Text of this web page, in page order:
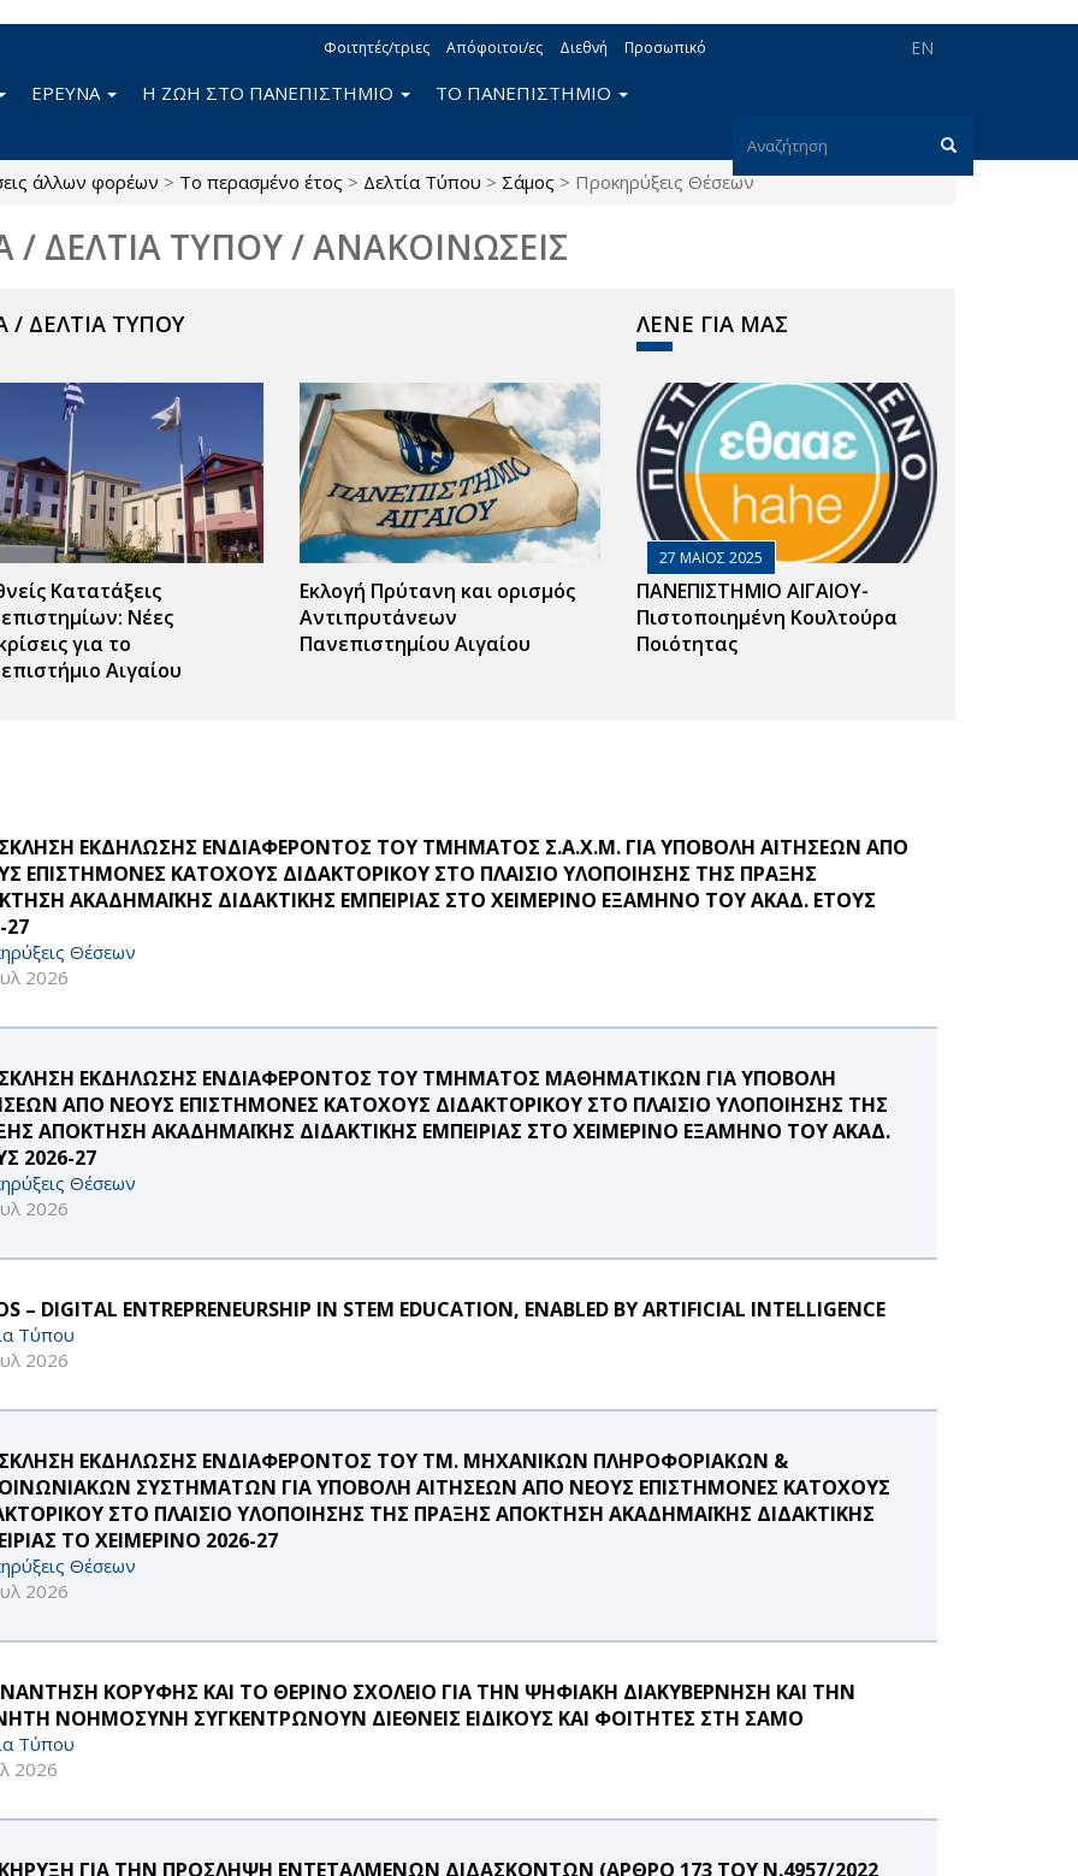
EN
Φοιτητές/τριες Απόφοιτοι/ες Διεθνή Προσωπικό
Φόρμα
αναζήτησης
Αναζήτηση
ΕΡΕΥΝΑ Η ΖΩΗ ΣΤΟ ΠΑΝΕΠΙΣΤΗΜΙΟ ΤΟ ΠΑΝΕΠΙΣΤΗΜΙΟ
άλλων φορέων > Το περασμένο έτος > Δελτία Τύπου > Σάμος > Προκηρύξεις Θέσεων
/ ΔΕΛΤΙΑ ΤΥΠΟΥ / ΑΝΑΚΟΙΝΩΣΕΙΣ
/ ΔΕΛΤΙΑ ΤΥΠΟΥ
Κατατάξεις
Νέες
για το
Αιγαίου
Εκλογή Πρύτανη και ορισμός
Αντιπρυτάνεων
Πανεπιστημίου Αιγαίου
ΛΕΝΕ ΓΙΑ ΜΑΣ
27 ΜΑΙΟΣ 2025
ΠΑΝΕΠΙΣΤΗΜΙΟ ΑΙΓΑΙΟΥ-
Πιστοποιημένη Κουλτούρα
Ποιότητας
ΕΚΔΗΛΩΣΗΣ ΕΝΔΙΑΦΕΡΟΝΤΟΣ ΤΟΥ ΤΜΗΜΑΤΟΣ Σ.Α.Χ.Μ. ΓΙΑ ΥΠΟΒΟΛΗ ΑΙΤΗΣΕΩΝ ΑΠΟ
ΕΠΙΣΤΗΜΟΝΕΣ ΚΑΤΟΧΟΥΣ ΔΙΔΑΚΤΟΡΙΚΟΥ ΣΤΟ ΠΛΑΙΣΙΟ ΥΛΟΠΟΙΗΣΗΣ ΤΗΣ ΠΡΑΞΗΣ
ΑΚΑΔΗΜΑΪΚΗΣ ΔΙΔΑΚΤΙΚΗΣ ΕΜΠΕΙΡΙΑΣ ΣΤΟ ΧΕΙΜΕΡΙΝΟ ΕΞΑΜΗΝΟ ΤΟΥ ΑΚΑΔ. ΕΤΟΥΣ
27
Θέσεων
2026
ΕΚΔΗΛΩΣΗΣ ΕΝΔΙΑΦΕΡΟΝΤΟΣ ΤΟΥ ΤΜΗΜΑΤΟΣ ΜΑΘΗΜΑΤΙΚΩΝ ΓΙΑ ΥΠΟΒΟΛΗ
ΑΠΟ ΝΕΟΥΣ ΕΠΙΣΤΗΜΟΝΕΣ ΚΑΤΟΧΟΥΣ ΔΙΔΑΚΤΟΡΙΚΟΥ ΣΤΟ ΠΛΑΙΣΙΟ ΥΛΟΠΟΙΗΣΗΣ ΤΗΣ
ΑΠΟΚΤΗΣΗ ΑΚΑΔΗΜΑΪΚΗΣ ΔΙΔΑΚΤΙΚΗΣ ΕΜΠΕΙΡΙΑΣ ΣΤΟ ΧΕΙΜΕΡΙΝΟ ΕΞΑΜΗΝΟ ΤΟΥ ΑΚΑΔ.
2026-27
Θέσεων
2026
– DIGITAL ENTREPRENEURSHIP IN STEM EDUCATION, ENABLED BY ARTIFICIAL INTELLIGENCE
Τύπου
2026
ΕΚΔΗΛΩΣΗΣ ΕΝΔΙΑΦΕΡΟΝΤΟΣ ΤΟΥ ΤΜ. ΜΗΧΑΝΙΚΩΝ ΠΛΗΡΟΦΟΡΙΑΚΩΝ &
ΣΥΣΤΗΜΑΤΩΝ ΓΙΑ ΥΠΟΒΟΛΗ ΑΙΤΗΣΕΩΝ ΑΠΟ ΝΕΟΥΣ ΕΠΙΣΤΗΜΟΝΕΣ ΚΑΤΟΧΟΥΣ
ΣΤΟ ΠΛΑΙΣΙΟ ΥΛΟΠΟΙΗΣΗΣ ΤΗΣ ΠΡΑΞΗΣ ΑΠΟΚΤΗΣΗ ΑΚΑΔΗΜΑΪΚΗΣ ΔΙΔΑΚΤΙΚΗΣ
ΤΟ ΧΕΙΜΕΡΙΝΟ 2026-27
Θέσεων
2026
ΚΟΡΥΦΗΣ ΚΑΙ ΤΟ ΘΕΡΙΝΟ ΣΧΟΛΕΙΟ ΓΙΑ ΤΗΝ ΨΗΦΙΑΚΗ ΔΙΑΚΥΒΕΡΝΗΣΗ ΚΑΙ ΤΗΝ
ΝΟΗΜΟΣΥΝΗ ΣΥΓΚΕΝΤΡΩΝΟΥΝ ΔΙΕΘΝΕΙΣ ΕΙΔΙΚΟΥΣ ΚΑΙ ΦΟΙΤΗΤΕΣ ΣΤΗ ΣΑΜΟ
Τύπου
2026
ΓΙΑ ΤΗΝ ΠΡΟΣΛΗΨΗ ΕΝΤΕΤΑΛΜΕΝΩΝ ΔΙΔΑΣΚΟΝΤΩΝ (ΑΡΘΡΟ 173 ΤΟΥ Ν.4957/2022